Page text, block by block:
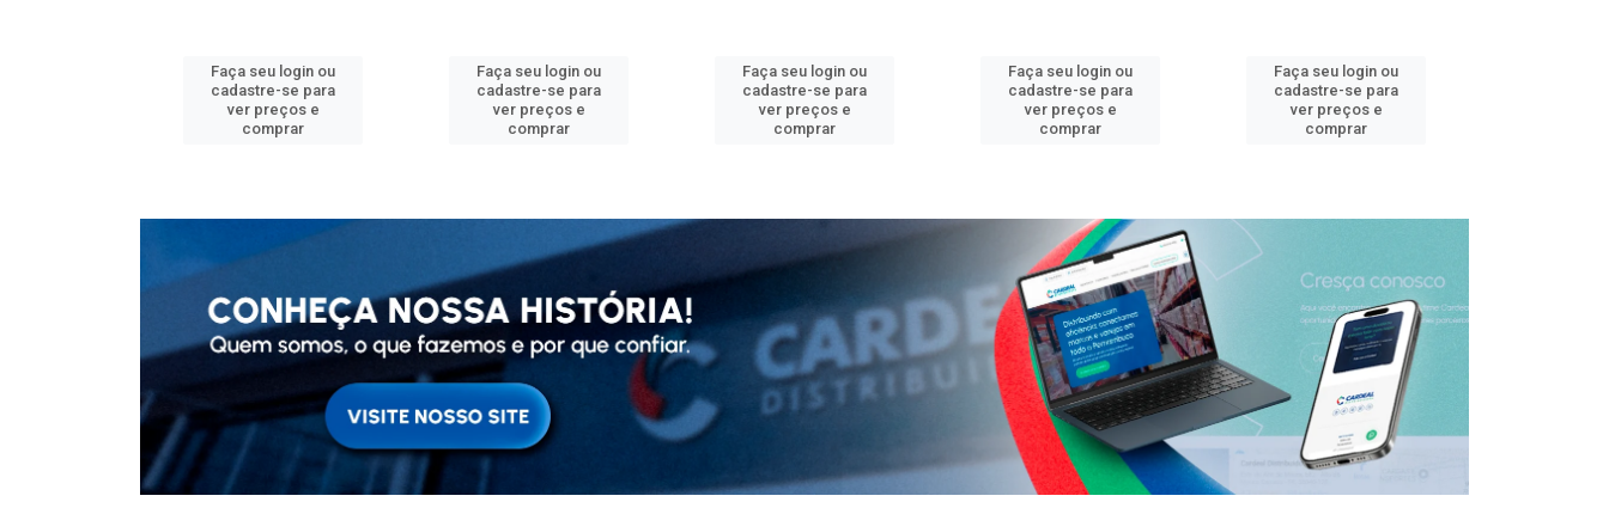
Faça seu login ou
cadastre-se para
ver preços e
comprar
Faça seu login ou
cadastre-se para
ver preços e
comprar
Faça seu login ou
cadastre-se para
ver preços e
comprar
Faça seu login ou
cadastre-se para
ver preços e
comprar
Faça seu login ou
cadastre-se para
ver preços e
comprar